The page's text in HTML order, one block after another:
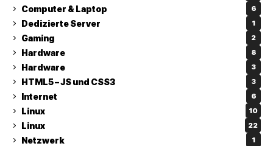
Computer & Laptop 6
Dedizierte Server 1
Gaming 2
Hardware 8
Hardware 3
HTML5 – JS und CSS3 3
Internet 6
Linux 10
Linux 22
Netzwerk 1